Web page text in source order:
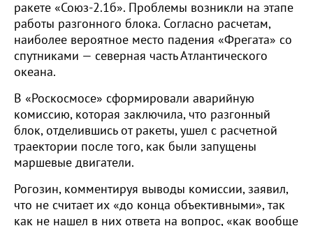
ракете «Союз-2.1б». Проблемы возникли на этапе
работы разгонного блока. Согласно расчетам,
наиболее вероятное место падения «Фрегата» со
спутниками — северная часть Атлантического
океана.
В «Роскосмосе» сформировали аварийную
комиссию, которая заключила, что разгонный
блок, отделившись от ракеты, ушел с расчетной
траектории после того, как были запущены
маршевые двигатели.
Рогозин, комментируя выводы комиссии, заявил,
что не считает их «до конца объективными», так
как не нашел в них ответа на вопрос, «как вообще